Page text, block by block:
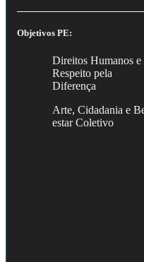
Objetivos PE:
Direitos Humanos e
Respeito pela
Diferença
Arte, Cidadania e
estar Coletivo